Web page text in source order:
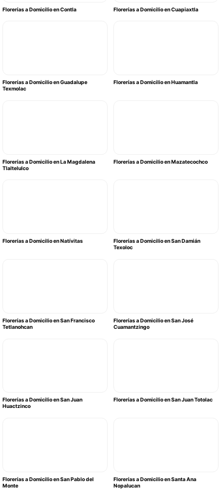
Florerías a Domicilio en Contla Florerías a Domicilio en Cuapiaxtla
Florerías a Domicilio en Guadalupe
Texmolac
Florerías a Domicilio en Huamantla
Florerías a Domicilio en La Magdalena
Tlaltelulco
Florerías a Domicilio en Mazatecochco
Florerías a Domicilio en Natívitas
Florerías a Domicilio en San Damián
Texoloc
Florerías a Domicilio en San Francisco
Tetlanohcan
Florerías a Domicilio en San José
Cuamantzingo
Florerías a Domicilio en San Juan
Huactzinco
Florerías a Domicilio en San Juan Totolac
Florerías a Domicilio en San Pablo del
Monte
Florerías a Domicilio en Santa Ana
Nopalucan